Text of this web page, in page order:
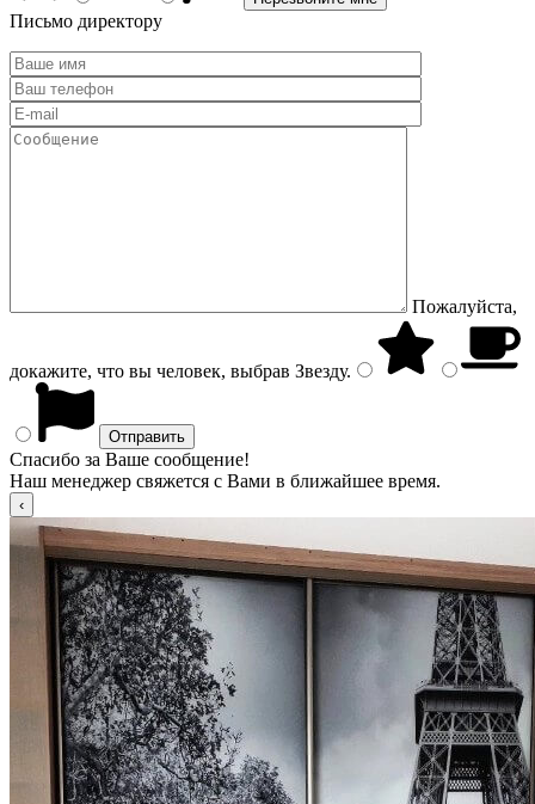
Письмо директору
Пожалуйста,
докажите, что вы человек, выбрав Звезду.
Спасибо за Ваше сообщение!
Наш менеджер свяжется с Вами в ближайшее время.